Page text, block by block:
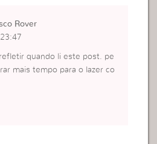
Rover
quando li este post. pe
mais tempo para o lazer co